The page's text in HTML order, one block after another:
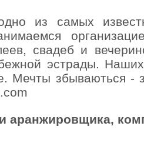
из самых
свадеб и
эстрады.
Мечты збываються -
аранжировщика,